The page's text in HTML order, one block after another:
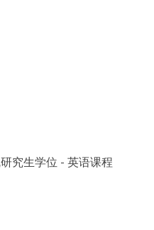
究生学位 - 英语课程